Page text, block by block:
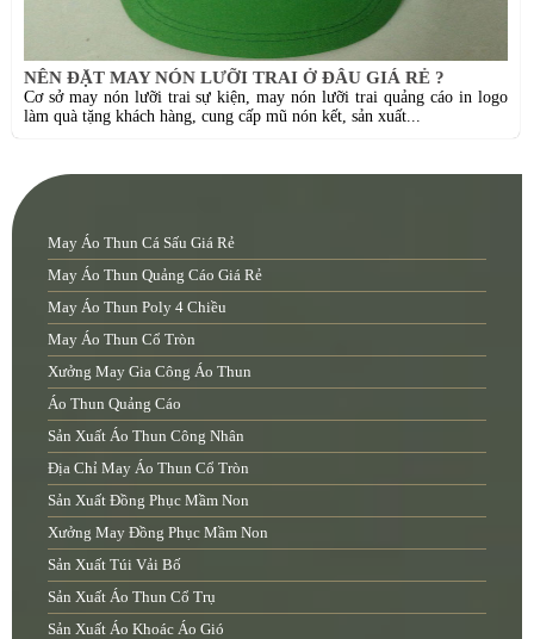
NÊN ĐẶT MAY NÓN LƯỠI TRAI Ở ĐÂU GIÁ RẺ ?
Cơ sở may nón lưỡi trai sự kiện, may nón lưỡi trai quảng cáo in logo
làm quà tặng khách hàng, cung cấp mũ nón kết, sản xuất...
May Áo Thun Cá Sấu Giá Rẻ
May Áo Thun Quảng Cáo Giá Rẻ
May Áo Thun Poly 4 Chiều
May Áo Thun Cổ Tròn
Xưởng May Gia Công Áo Thun
Áo Thun Quảng Cáo
Sản Xuất Áo Thun Công Nhân
Địa Chỉ May Áo Thun Cổ Tròn
Sản Xuất Đồng Phục Mầm Non
Xưởng May Đồng Phục Mầm Non
Sản Xuất Túi Vải Bố
Sản Xuất Áo Thun Cổ Trụ
Sản Xuất Áo Khoác Áo Gió